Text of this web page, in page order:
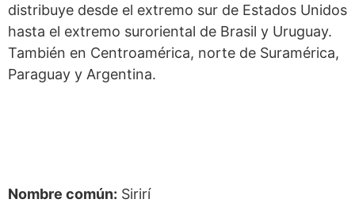
distribuye desde el extremo sur de Estados Unidos
hasta el extremo suroriental de Brasil y Uruguay.
También en Centroamérica, norte de Suramérica,
Paraguay y Argentina.
Nombre común: Sirirí